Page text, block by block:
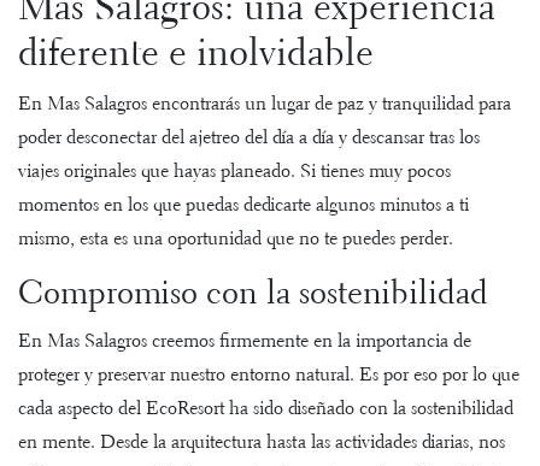
Mas Salagros: una experiencia
diferente e inolvidable
En Mas Salagros encontrarás un lugar de paz y tranquilidad para
poder desconectar del ajetreo del día a día y descansar tras los
viajes originales que hayas planeado. Si tienes muy pocos
momentos en los que puedas dedicarte algunos minutos a ti
mismo, esta es una oportunidad que no te puedes perder.
Compromiso con la sostenibilidad
En Mas Salagros creemos firmemente en la importancia de
proteger y preservar nuestro entorno natural. Es por eso por lo que
cada aspecto del EcoResort ha sido diseñado con la sostenibilidad
en mente. Desde la arquitectura hasta las actividades diarias, nos